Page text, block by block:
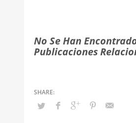
No Se Han
Publicaciones